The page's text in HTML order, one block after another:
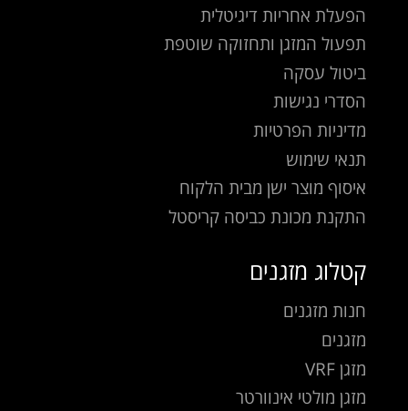
הפעלת אחריות דיגיטלית
תפעול המזגן ותחזוקה שוטפת
ביטול עסקה
הסדרי נגישות
מדיניות הפרטיות
תנאי שימוש
איסוף מוצר ישן מבית הלקוח
התקנת מכונת כביסה קריסטל
קטלוג מזגנים
חנות מזגנים
מזגנים
מזגן VRF
מזגן מולטי אינוורטר